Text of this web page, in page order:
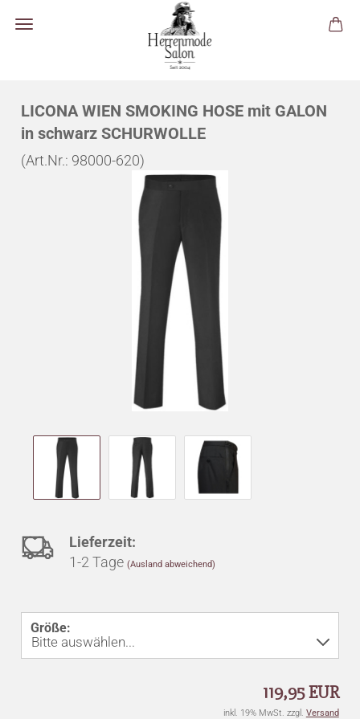
LICONA WIEN SMOKING HOSE mit GALON
in schwarz SCHURWOLLE
(Art.Nr.: 98000-620)
Auf
den
Lieferzeit:
1-2 Tage(Ausland abweichend)
Größe:
119,95 EUR
inkl. 19% MwSt. zzgl. Versand